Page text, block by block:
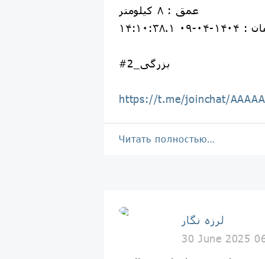
عمق : ۸ کیلومتر
۰۴-۰۹ ۱۴:۱۰:۳۸.۱
#بزرگی_2
https://t.me/joinchat/
Читать полностью…
لرزه نگار
30 June 2025